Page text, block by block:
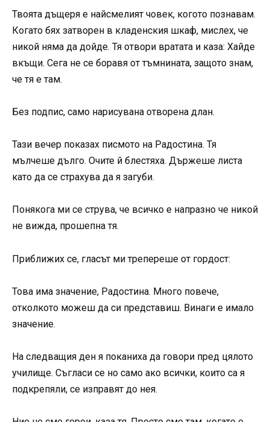
Твоята дъщеря е найсмелият човек, когото познавам.
Когато бях затворен в кладенския шкаф, мислех, че
никой няма да дойде. Тя отвори вратата и каза: Хайде
вкъщи. Сега не се боравя от тъмнината, защото знам,
че тя е там.
Без подпис, само нарисувана отворена длан.
Тази вечер показах писмото на Радостина. Тя
мълчеше дълго. Очите й блестяха. Държеше листа
като да се страхува да я загуби.
Понякога ми се струва, че всичко е напразно че никой
не вижда, прошепна тя.
Приближих се, гласът ми трепереше от гордост:
Това има значение, Радостина. Много повече,
отколкото можеш да си представиш. Винаги е имало
значение.
На следващия ден я поканиха да говори пред цялото
училище. Съгласи се но само ако всички, които са я
подкрепяли, се изправят до нея.